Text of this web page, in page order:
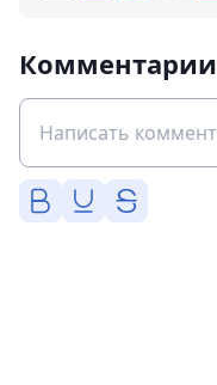
Комментарии